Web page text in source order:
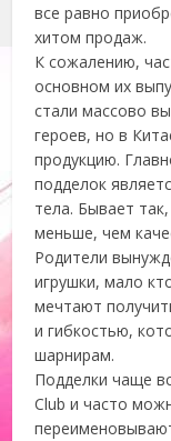
все равно
хитом продаж.
К сожалению,
основном их
стали массово
героев, но в
продукцию.
подделок
тела. Бывает
меньше, чем
Родители
игрушки, мало
мечтают
и гибкостью,
шарнирам.
Подделки чаще
Club и часто